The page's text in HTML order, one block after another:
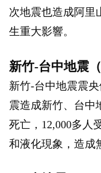
次地震也造成阿里
生重大影響。
新竹-台中地震（
新竹-台中地震震
震造成新竹、台中
死亡，12,000多人
和液化現象，造成